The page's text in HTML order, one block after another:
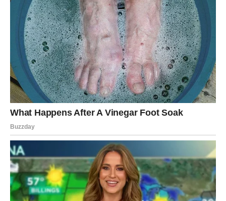
vrednosti. Shvataš da ne moraš stalno da budeš jak,
vidljiv i dominantan da bi bio poštovan. Ovi dani te uče da
snaga može biti tiha, ali postojana.
U ljubavi, ako si u vezi, partner sada traži toplinu i
prisutnost, a ne dokazivanje. Ako si slobodan, možeš
privući osobu koja te vidi dublje nego što si navikao – što
te istovremeno raduje i plaši.
Na poslovnom planu, januar se završava sa jasnijim
osećajem šta želiš da gradiš u narednim mesecima.
Ambicije su i dalje tu, ali sada imaju realniji oblik.
Poruka perioda:Prava snaga ne traži aplauz.